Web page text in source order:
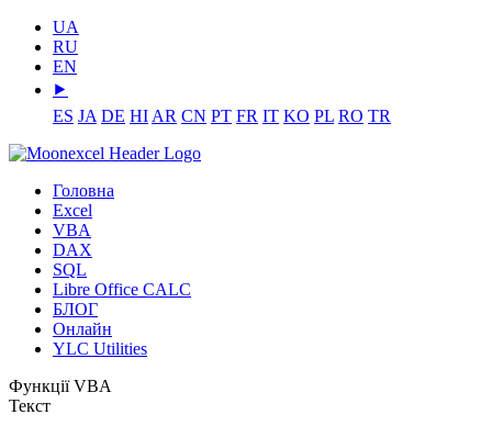
UA
RU
EN
⯈
ES JA DE HI AR CN PT FR IT KO PL RO TR
Головна
Excel
VBA
DAX
SQL
Libre Office CALC
БЛОГ
Онлайн
YLC Utilities
Функції VBA
Текст